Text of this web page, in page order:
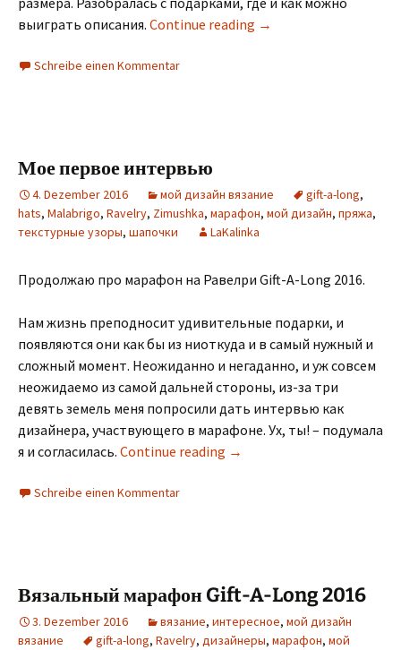
выиграть описания. Continue reading →
Schreibe einen Kommentar
Мое первое интервью
4. Dezember 2016 мой дизайн вязание gift-a-long,
hats, Malabrigo, Ravelry, Zimushka, марафон, мой дизайн, пряжа,
текстурные узоры, шапочки LaKalinka
Продолжаю про марафон на Равелри Gift-A-Long 2016.
Нам жизнь преподносит удивительные подарки, и
появляются они как бы из ниоткуда и в самый нужный и
сложный момент. Неожиданно и негаданно, и уж совсем
неожидаемо из самой дальней стороны, из-за три
девять земель меня попросили дать интервью как
дизайнера, участвующего в марафоне. Ух, ты! – подумала
я и согласилась. Continue reading →
Schreibe einen Kommentar
Вязальный марафон Gift-A-Long 2016
3. Dezember 2016 вязание, интересное, мой дизайн
вязание
gift-a-long, Ravelry, дизайнеры, марафон, мой